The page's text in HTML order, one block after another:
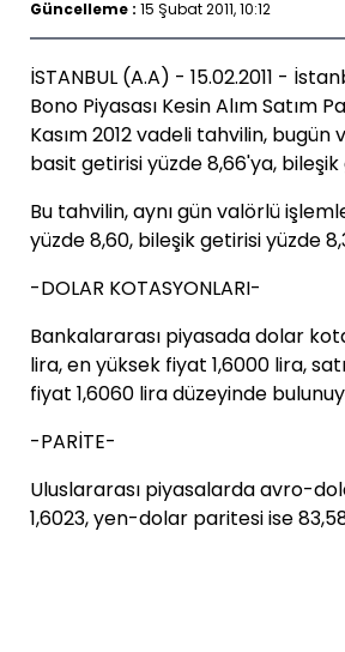
Güncelleme : 15 Şubat 2011, 10:12
İSTANBUL (A.A) - 15.02.2011 -
Bono Piyasası Kesin Alım Satım
Kasım 2012 vadeli tahvilin,
basit getirisi yüzde 8,66'ya, bileşik
Bu tahvilin, aynı gün valörlü
yüzde 8,60, bileşik getirisi yüzde
-DOLAR KOTASYONLARI-
Bankalararası piyasada dolar
lira, en yüksek fiyat 1,6000 lira,
fiyat 1,6060 lira düzeyinde
-PARİTE-
Uluslararası piyasalarda avro-
1,6023, yen-dolar paritesi ise